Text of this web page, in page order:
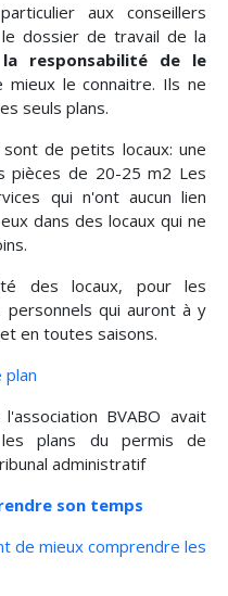
aux conseillers
dossier de travail de la
la responsabilité de le
le connaitre. Ils ne
seuls plans.
de petits locaux: une
pièces de 20-25 m2 Les
qui n'ont aucun lien
dans des locaux qui ne
des locaux, pour les
personnels qui auront à y
en toutes saisons.
plan
BVABO avait
plans du permis de
administratif
son temps
de mieux comprendre les